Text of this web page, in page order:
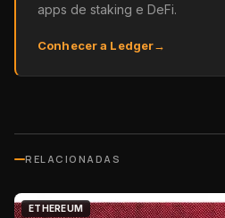
apps de staking e DeFi.
Conhecer a Ledger→
RELACIONADAS
ETHEREUM